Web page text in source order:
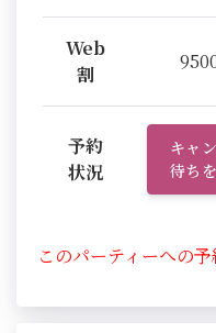
Web
割
予約
状況
キャ
待ち
このパーティーへの予